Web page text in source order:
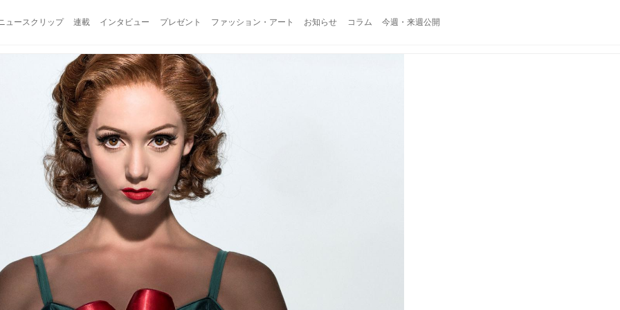
ュースクリップ 連載 インタビュー プレゼント ファッション・アート お知らせ コラム 今週・来週公開